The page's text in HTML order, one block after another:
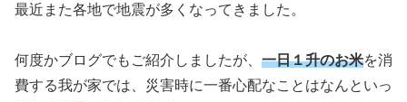
最近また各地で地震が多くなってきました。
何度かブログでもご紹介しましたが、 一日１升のお米を消
費する我が家では、災害時に一番心配なことはなんといっ